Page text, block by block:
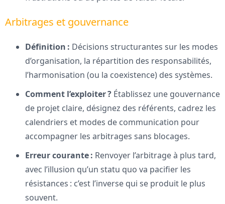
Arbitrages et gouvernance
Définition : Décisions structurantes sur les modes
d’organisation, la répartition des responsabilités,
l’harmonisation (ou la coexistence) des systèmes.
Comment l’exploiter ? Établissez une gouvernance
de projet claire, désignez des référents, cadrez les
calendriers et modes de communication pour
accompagner les arbitrages sans blocages.
Erreur courante : Renvoyer l’arbitrage à plus tard,
avec l’illusion qu’un statu quo va pacifier les
résistances : c’est l’inverse qui se produit le plus
souvent.